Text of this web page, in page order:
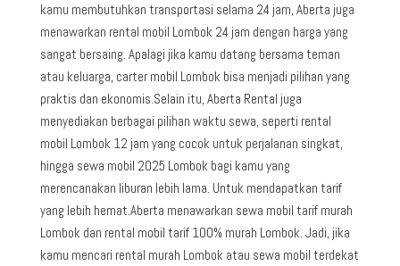
kamu membutuhkan transportasi selama 24 jam, Aberta juga
menawarkan rental mobil Lombok 24 jam dengan harga yang
sangat bersaing. Apalagi jika kamu datang bersama teman
atau keluarga, carter mobil Lombok bisa menjadi pilihan yang
praktis dan ekonomis.Selain itu, Aberta Rental juga
menyediakan berbagai pilihan waktu sewa, seperti rental
mobil Lombok 12 jam yang cocok untuk perjalanan singkat,
hingga sewa mobil 2025 Lombok bagi kamu yang
merencanakan liburan lebih lama. Untuk mendapatkan tarif
yang lebih hemat.Aberta menawarkan sewa mobil tarif murah
Lombok dan rental mobil tarif 100% murah Lombok. Jadi, jika
kamu mencari rental murah Lombok atau sewa mobil terdekat